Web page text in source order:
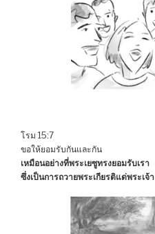
โรม 15:7
ขอให้ยอมรับกันและกัน
เหมือนอย่างที่พระเยซูทรงยอมรับเรา
ซึ่งเป็นการถวายพระเกียรติแด่พระเจ้า